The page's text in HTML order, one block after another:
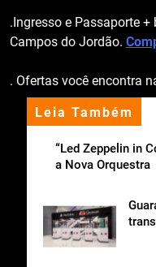
Leia Também
“Led Zeppelin in
a Nova Orquestra
.Ingresso e Passaporte +
Campos do Jordão.
. Ofertas você encontra